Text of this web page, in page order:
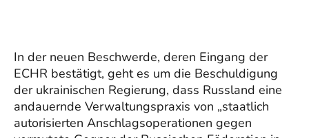
In der neuen Beschwerde, deren Eingang der
ECHR bestätigt, geht es um die Beschuldigung
der ukrainischen Regierung, dass Russland eine
andauernde Verwaltungspraxis von „staatlich
autorisierten Anschlagsoperationen gegen